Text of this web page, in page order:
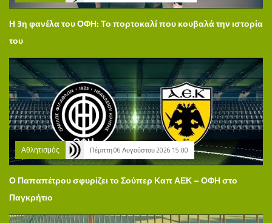
Η 3η φανέλα του ΟΦΗ: Το πορτοκαλί που κουβαλά την ιστορία
του
Αθλητισμός Πέμπτη 06 Αυγούστου 2026 15:00
Ο Παπαπέτρου σφυρίζει το Σούπερ Καπ ΑΕΚ – ΟΦΗ στο
Παγκρήτιο